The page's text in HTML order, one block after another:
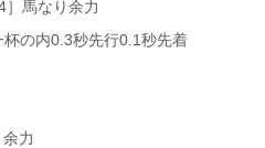
馬なり余力
の内0.3秒先行0.1秒先着
力